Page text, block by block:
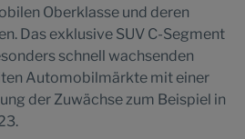
Oberklasse und deren
Das exklusive SUV C-Segment
schnell wachsenden
Automobilmärkte mit einer
der Zuwächse zum Beispiel in